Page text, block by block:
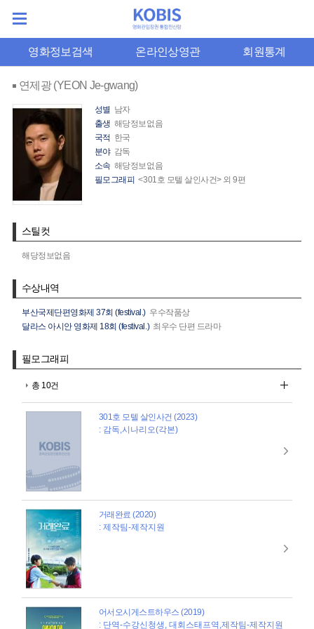
영화정보검색 온라인상영관 회원통계
연제광 (YEON Je-gwang)
성별 남자
출생 해당정보없음
국적 한국
분야 감독
소속 해당정보없음
필모그래피 <301호 모텔 살인사건> 외 9편
스틸컷
해당정보없음
수상내역
부산국제단편영화제 37회 (festival.) 우수작품상
달라스 아시안 영화제 18회 (festival.) 최우수 단편 드라마
필모그래피
총 10건
301호 모텔 살인사건 (2023)
: 감독,시나리오(각본)
거래완료 (2020)
: 제작팀-제작지원
어서오시게스트하우스 (2019)
: 단역-수강신청생, 대회스태프역,제작팀-제작지원